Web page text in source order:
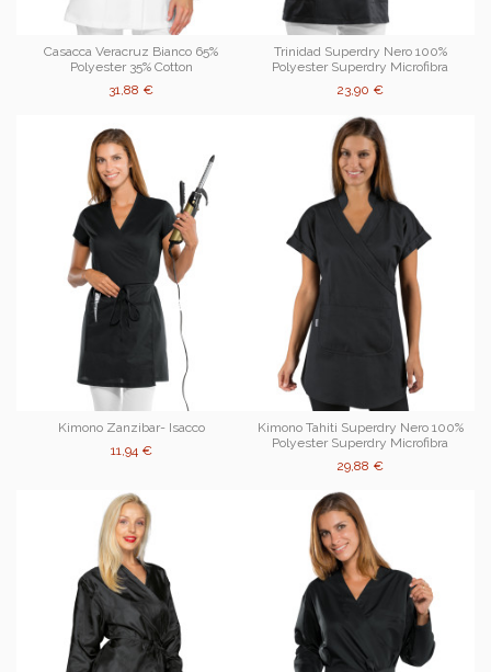
Casacca Veracruz Bianco 65%
Polyester 35% Cotton
31,88 €
Trinidad Superdry Nero 100%
Polyester Superdry Microfibra
23,90 €
Kimono Zanzibar- Isacco
11,94 €
Kimono Tahiti Superdry Nero 100%
Polyester Superdry Microfibra
29,88 €